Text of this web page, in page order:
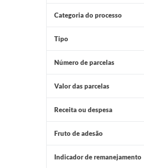
Categoria do processo
Tipo
Número de parcelas
Valor das parcelas
Receita ou despesa
Fruto de adesão
Indicador de remanejamento